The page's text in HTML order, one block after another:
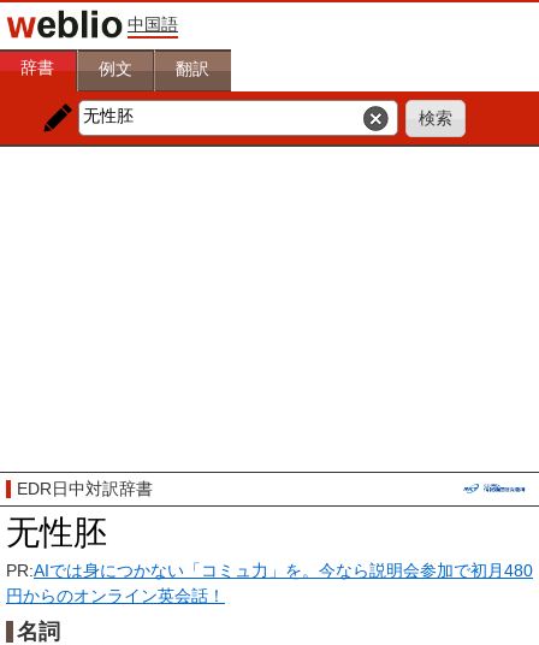
中国語
辞書 例文 翻訳
EDR日中対訳辞書
无性胚
PR:AIでは身につかない「コミュ力」を。今なら説明会参加で初月480
円からのオンライン英会話！
名詞